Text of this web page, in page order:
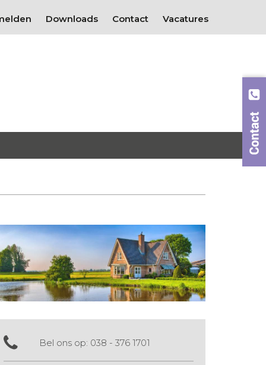
Downloads Contact Vacatures
Bel ons op: 038 - 376 1701